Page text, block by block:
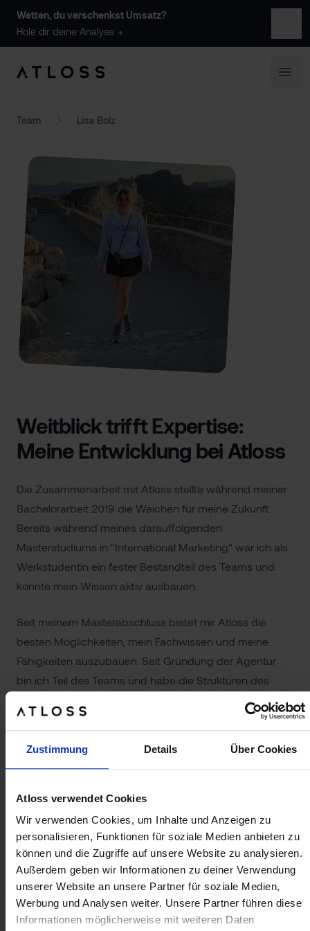
Zustimmung Details Über Cookies
Atloss verwendet Cookies
Wir verwenden Cookies, um Inhalte und Anzeigen zu
personalisieren, Funktionen für soziale Medien anbieten zu
können und die Zugriffe auf unsere Website zu analysieren.
Außerdem geben wir Informationen zu deiner Verwendung
unserer Website an unsere Partner für soziale Medien,
Werbung und Analysen weiter. Unsere Partner führen diese
Informationen möglicherweise mit weiteren Daten
Wetten, du verschenkst Umsatz?
Hole dir deine Analyse →
Atloss GmbH
Team Lisa Bolz
Weitblick trifft Expertise:
Meine Entwicklung bei Atloss
Die Zusammenarbeit mit Atloss stellte während meiner
Bachelorarbeit 2019 die Weichen für meine Zukunft.
Bereits während meines darauffolgenden
Masterstudiums in "International Marketing" war ich als
Werkstudentin ein fester Bestandteil des Teams und
konnte mein Wissen aktiv ausbauen.
Seit meinem Masterabschluss bietet mir Atloss die
besten Möglichkeiten, mein Fachwissen und meine
Fähigkeiten auszubauen. Seit Gründung der Agentur
bin ich Teil des Teams und habe die Strukturen des
Meine Leidenschaft für Suchmaschinenoptimierung
(SEO) inspiriert mich täglich neue Trends und Strategien
zu entdecken. Meine Expertise erstreckt sich heute
über einen umfangreichen Kundenstamm. Bei Atloss
bin ich maßgeblich daran beteiligt, die SEO Strategien
zu gestalten und Projekte zu koordinieren, was zu
nachweisbaren Erfolgen, Sichtbarkeit und einem
stetigen Wachstum unserer Kunden führt.
Skills